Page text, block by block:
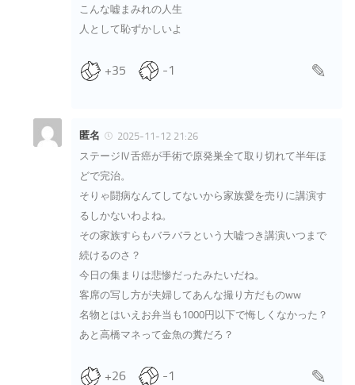
こんな嘘まみれの人生
人として恥ずかしいよ
+35 -1
匿名
2025-11-12 21:26
ステージⅣ舌癌が手術で原発巣全て取り切れて半年ほ
どで完治。
そりゃ闘病なんてしてないから家族愛を売りに講演す
るしかないわよね。
その家族すらもバラバラという大嘘つき講演いつまで
続けるのさ？
今日の集まりは悲惨だったみたいだね。
客席の写し方が夫婦してあんな撮り方だものww
名物とはいえお弁当も1000円以下で悔しくなかった？
あと高橋マネって金魚の糞だろ？
+26 -1